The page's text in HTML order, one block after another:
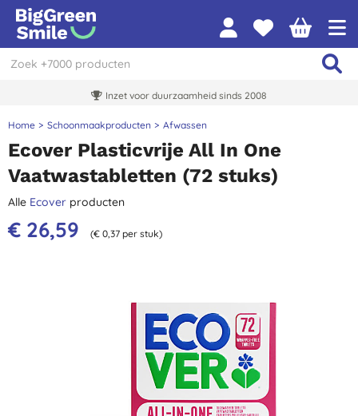
Inzet voor duurzaamheid sinds 2008
Home Schoonmaakproducten Afwassen
Ecover Plasticvrije All In One
Vaatwastabletten (72 stuks)
Alle Ecover producten
€ 26,59 (€ 0,37 per stuk)